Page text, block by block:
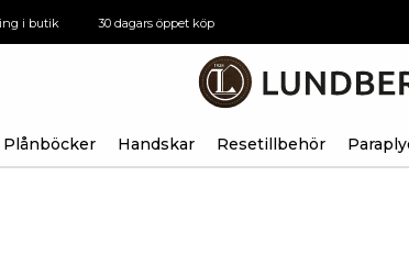
i butik 30 dagars öppet köp
Plånböcker Handskar Resetillbehör